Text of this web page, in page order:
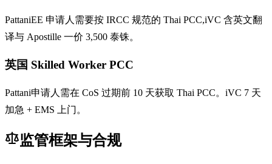
PattaniEE 申请人需要按 IRCC 规范的 Thai PCC,iVC 含英文翻
译与 Apostille 一价 3,500 泰铢。
英国 Skilled Worker PCC
Pattani申请人需在 CoS 过期前 10 天获取 Thai PCC。iVC 7 天
加急 + EMS 上门。
监管框架与合规